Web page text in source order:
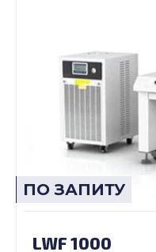
ПО ЗАПИТУ
LWF 1000